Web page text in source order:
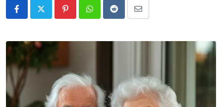
PinterestWhatsappRedditShare
Email